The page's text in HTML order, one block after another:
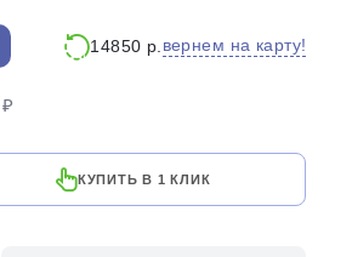
14850 р. вернем на карту!
₽
КУПИТЬ В 1 КЛИК